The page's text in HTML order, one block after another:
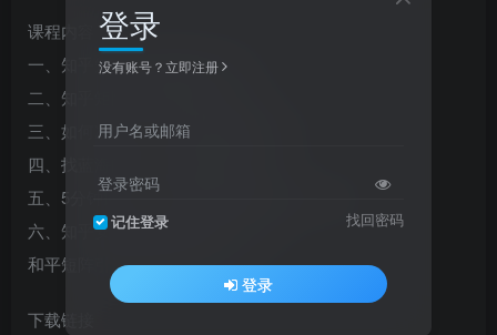
课程内容：
一、知乎矩阵引流的优势.mp4
二、知乎矩阵环境搭建技术,mp4
三、如何准备上千个账号铺矩阵,mp4
四、找蓝海问题工具使用教程,mp4
五、5分钟回答一个问题(适合所有行业),mp4
六、知乎安全留联系方式技巧.mp4
和平短阵引流技术2.0版,emmx
下载链接
登录
没有账号？立即注册
用户名或邮箱
登录密码
记住登录 找回密码
登录